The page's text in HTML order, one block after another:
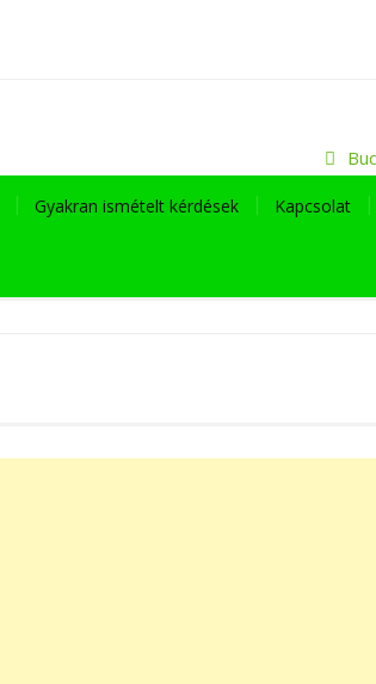
Gyakran ismételt kérdések Kapcsolat